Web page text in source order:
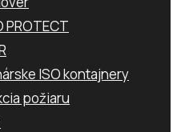
PROTECT
ISO kontajnery
požiaru